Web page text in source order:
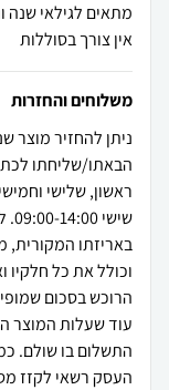
אין צורך בסוללות
משלוחים והחזרות
באריזתו המקורית,
וכולל את כל חלקיו
הרוכש בסכום
התשלום בו שולם.
העסק רשאי לקזז